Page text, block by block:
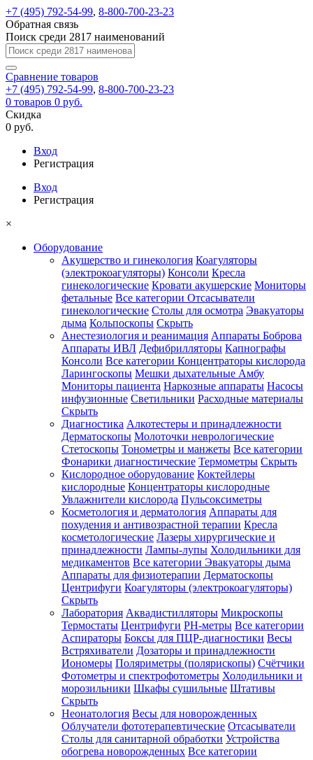
+7 (495) 792-54-99, 8-800-700-23-23
Обратная связь
Поиск среди 2817 наименований
Сравнение товаров
+7 (495) 792-54-99, 8-800-700-23-23
0 товаров 0 руб.
Скидка
0 руб.
Вход
Регистрация
Вход
Регистрация
×
Оборудование
Акушерство и гинекология Коагуляторы
(электрокоагуляторы) Консоли Кресла
гинекологические Кровати акушерские Мониторы
фетальные Все категории Отсасыватели
гинекологические Столы для осмотра Эвакуаторы
дыма Кольпоскопы Скрыть
Анестезиология и реанимация Аппараты Боброва
Аппараты ИВЛ Дефибрилляторы Капнографы
Консоли Все категории Концентраторы кислорода
Ларингоскопы Мешки дыхательные Амбу
Мониторы пациента Наркозные аппараты Насосы
инфузионные Светильники Расходные материалы
Скрыть
Диагностика Алкотестеры и принадлежности
Дерматоскопы Молоточки неврологические
Стетоскопы Тонометры и манжеты Все категории
Фонарики диагностические Термометры Скрыть
Кислородное оборудование Коктейлеры
кислородные Концентраторы кислородные
Увлажнители кислорода Пульсоксиметры
Косметология и дерматология Аппараты для
похудения и антивозрастной терапии Кресла
косметологические Лазеры хирургические и
принадлежности Лампы-лупы Холодильники для
медикаментов Все категории Эвакуаторы дыма
Аппараты для физиотерапии Дерматоскопы
Центрифуги Коагуляторы (электрокоагуляторы)
Скрыть
Лаборатория Аквадистилляторы Микроскопы
Термостаты Центрифуги PH-метры Все категории
Аспираторы Боксы для ПЦР-диагностики Весы
Встряхиватели Дозаторы и принадлежности
Иономеры Поляриметры (полярископы) Счётчики
Фотометры и спектрофотометры Холодильники и
морозильники Шкафы сушильные Штативы
Скрыть
Неонатология Весы для новорожденных
Облучатели фототерапевтические Отсасыватели
Столы для санитарной обработки Устройства
обогрева новорожденных Все категории